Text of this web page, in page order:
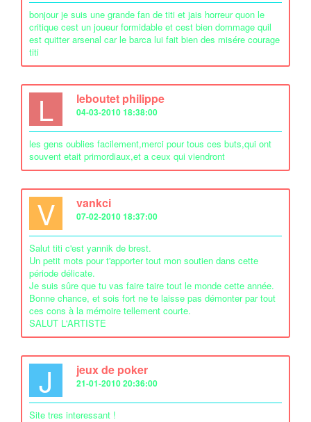
bonjour je suis une grande fan de titi et jais horreur quon le
critique cest un joueur formidable et cest bien dommage quil
est quitter arsenal car le barca lui fait bien des misére courage
titi
L leboutet philippe
04-03-2010 18:38:00
les gens oublies facilement,merci pour tous ces buts,qui ont
souvent etait primordiaux,et a ceux qui viendront
V vankci
07-02-2010 18:37:00
Salut titi c'est yannik de brest.
Un petit mots pour t'apporter tout mon soutien dans cette
période délicate.
Je suis sûre que tu vas faire taire tout le monde cette année.
Bonne chance, et sois fort ne te laisse pas démonter par tout
ces cons à la mémoire tellement courte.
SALUT L'ARTISTE
J jeux de poker
21-01-2010 20:36:00
Site tres interessant !